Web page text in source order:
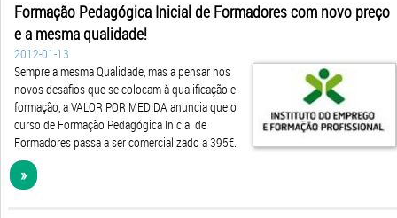
Formação Pedagógica Inicial de Formadores com novo preço
e a mesma qualidade!
2012-01-13
Sempre a mesma Qualidade, mas a pensar nos
novos desafios que se colocam à qualificação e
formação, a VALOR POR MEDIDA anuncia que o
curso de Formação Pedagógica Inicial de
Formadores passa a ser comercializado a 395€.
»